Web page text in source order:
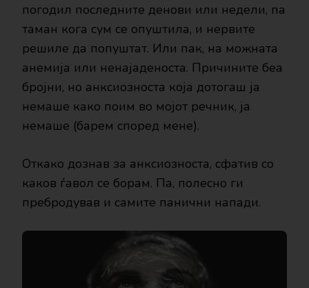
погодил последните денови или недели, па
таман кога сум се опуштила, и нервите
решиле да попуштат. Или пак, на можната
анемија или ненајаденоста. Причините беа
бројни, но анксиозноста која дотогаш ја
немаше како поим во мојот речник, ја
немаше (барем според мене).
Откако дознав за анксиозноста, сфатив со
каков ѓавол се борам. Па, полесно ги
пребродував и самите панични напади.